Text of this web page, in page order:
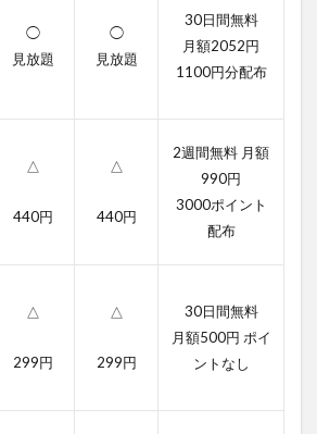
◯
見放題
◯
見放題
30日間無料
月額2052円
1100円分配布
△
440円
△
440円
2週間無料 月額
990円
3000ポイント
配布
△
299円
△
299円
30日間無料
月額500円 ポイ
ントなし